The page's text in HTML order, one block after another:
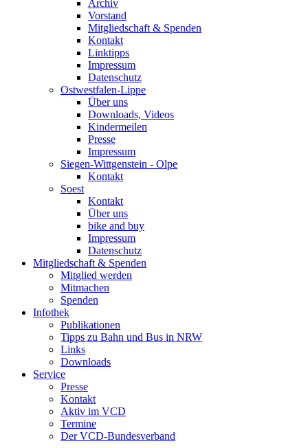
Archiv
Vorstand
Mitgliedschaft & Spenden
Kontakt
Linktipps
Impressum
Datenschutz
Ostwestfalen-Lippe
Über uns
Downloads, Videos
Kindermeilen
Presse
Impressum
Siegen-Wittgenstein - Olpe
Kontakt
Soest
Kontakt
Über uns
bike and buy
Impressum
Datenschutz
Mitgliedschaft & Spenden
Mitglied werden
Mitmachen
Spenden
Infothek
Publikationen
Tipps zu Bahn und Bus in NRW
Links
Downloads
Service
Presse
Kontakt
Aktiv im VCD
Termine
Der VCD-Bundesverband